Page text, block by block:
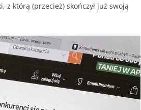
z którą (przecież) skończył już swoją